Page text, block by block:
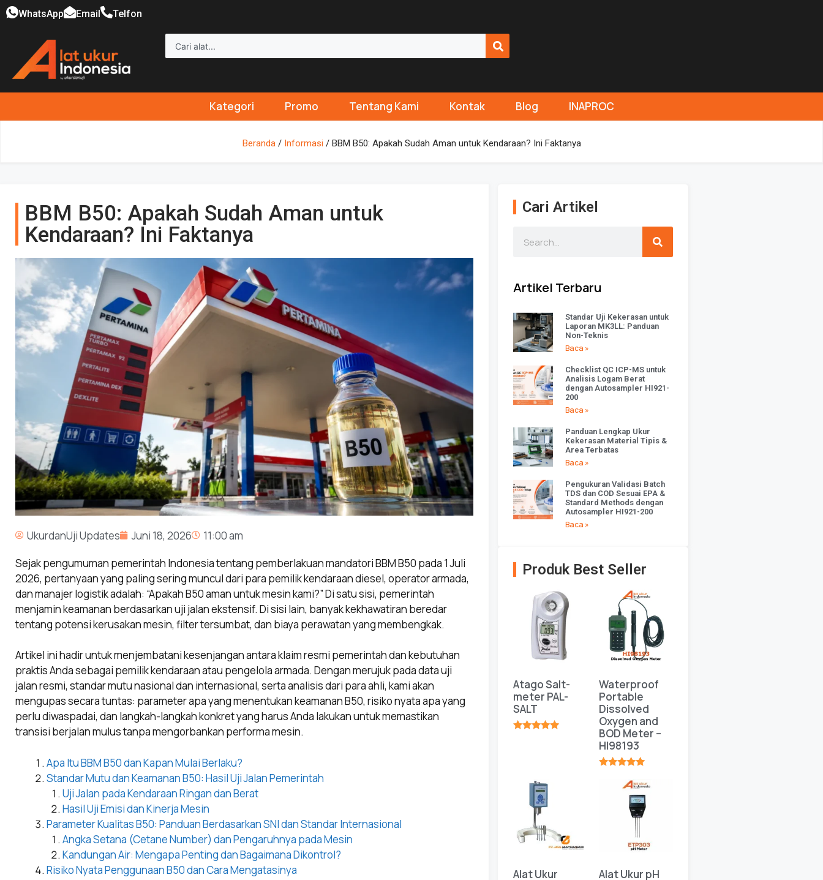
WhatsApp Email Telfon
Kategori Promo Tentang Kami Kontak Blog INAPROC
Beranda/ Informasi / BBM B50: Apakah Sudah Aman untuk Kendaraan? Ini Faktanya
BBM B50: Apakah Sudah Aman untuk
Kendaraan? Ini Faktanya
UkurdanUji Updates Juni 18, 2026
11:00 am
Sejak pengumuman pemerintah Indonesia tentang pemberlakuan mandatori BBM B50 pada 1 Juli
2026, pertanyaan yang paling sering muncul dari para pemilik kendaraan diesel, operator armada,
dan manajer logistik adalah: “Apakah B50 aman untuk mesin kami?” Di satu sisi, pemerintah
menjamin keamanan berdasarkan uji jalan ekstensif. Di sisi lain, banyak kekhawatiran beredar
tentang potensi kerusakan mesin, filter tersumbat, dan biaya perawatan yang membengkak.
Artikel ini hadir untuk menjembatani kesenjangan antara klaim resmi pemerintah dan kebutuhan
praktis Anda sebagai pemilik kendaraan atau pengelola armada. Dengan merujuk pada data uji
jalan resmi, standar mutu nasional dan internasional, serta analisis dari para ahli, kami akan
mengupas secara tuntas: parameter apa yang menentukan keamanan B50, risiko nyata apa yang
perlu diwaspadai, dan langkah-langkah konkret yang harus Anda lakukan untuk memastikan
transisi berjalan mulus tanpa mengorbankan performa mesin.
Apa Itu BBM B50 dan Kapan Mulai Berlaku?
Standar Mutu dan Keamanan B50: Hasil Uji Jalan Pemerintah
Uji Jalan pada Kendaraan Ringan dan Berat
Hasil Uji Emisi dan Kinerja Mesin
Parameter Kualitas B50: Panduan Berdasarkan SNI dan Standar Internasional
Angka Setana (Cetane Number) dan Pengaruhnya pada Mesin
Kandungan Air: Mengapa Penting dan Bagaimana Dikontrol?
Risiko Nyata Penggunaan B50 dan Cara Mengatasinya
Cari Artikel
Artikel Terbaru
Standar Uji Kekerasan untuk
Laporan MK3LL: Panduan
Non-Teknis
Baca »
Checklist QC ICP-MS untuk
Analisis Logam Berat
dengan Autosampler HI921-
200
Baca »
Panduan Lengkap Ukur
Kekerasan Material Tipis &
Area Terbatas
Baca »
Pengukuran Validasi Batch
TDS dan COD Sesuai EPA &
Standard Methods dengan
Autosampler HI921-200
Baca »
Produk Best Seller
Atago Salt-
meter PAL-
SALT
Waterproof
Portable
Dissolved
Oxygen and
BOD Meter –
HI98193
Alat Ukur
Alat Ukur pH